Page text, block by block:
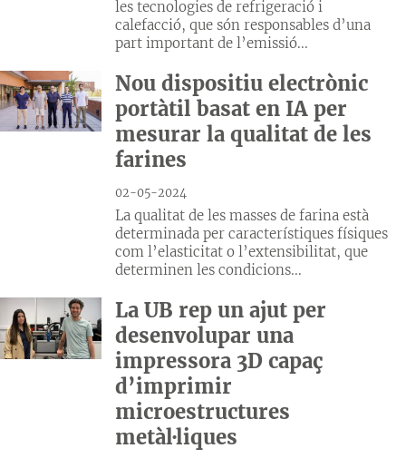
les tecnologies de refrigeració i
calefacció, que són responsables d’una
part important de l’emissió...
Nou dispositiu electrònic
portàtil basat en IA per
mesurar la qualitat de les
farines
02-05-2024
La qualitat de les masses de farina està
determinada per característiques físiques
com l’elasticitat o l’extensibilitat, que
determinen les condicions...
La UB rep un ajut per
desenvolupar una
impressora 3D capaç
d’imprimir
microestructures
metàl·liques